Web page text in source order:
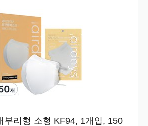
부리형 소형 KF94, 1개입, 150